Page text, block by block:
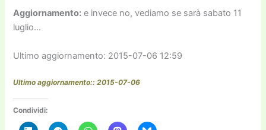
Aggiornamento: e invece no, vediamo se sarà sabato 11
luglio…
Ultimo aggiornamento: 2015-07-06 12:59
Ultimo aggiornamento:: 2015-07-06
Condividi: